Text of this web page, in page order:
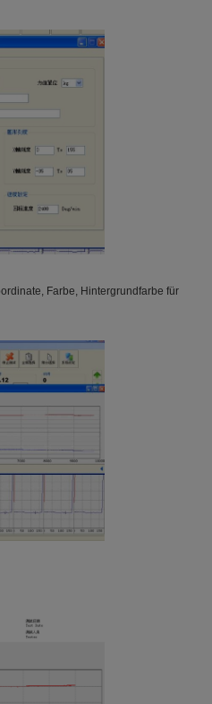
Farbe, Hintergrundfarbe für